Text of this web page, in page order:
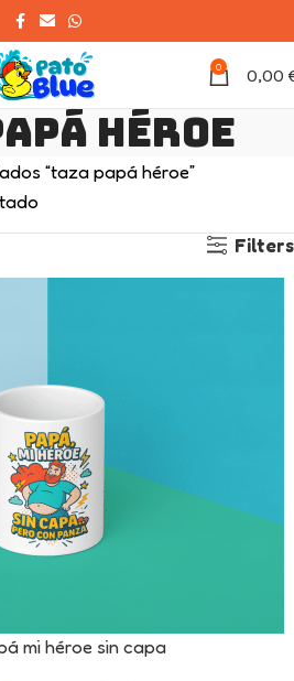
0 0,00
héroe
“taza papá héroe”
Filters
mi héroe sin capa